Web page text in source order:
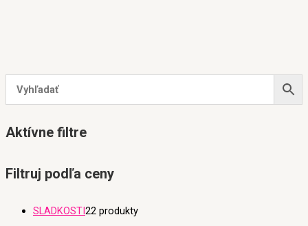
Aktívne filtre
Filtruj podľa ceny
SLADKOSTI22 produkty